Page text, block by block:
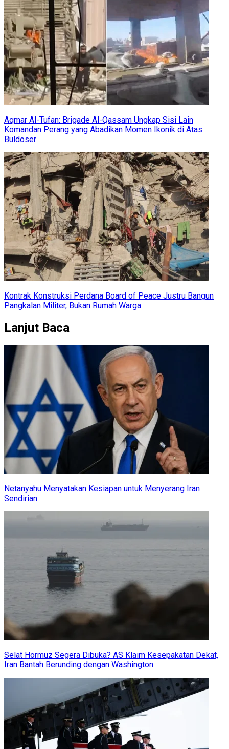
Aqmar Al-Tufan: Brigade Al-Qassam Ungkap Sisi Lain
Komandan Perang yang Abadikan Momen Ikonik di Atas
Buldoser
Kontrak Konstruksi Perdana Board of Peace Justru Bangun
Pangkalan Militer, Bukan Rumah Warga
Lanjut Baca
Netanyahu Menyatakan Kesiapan untuk Menyerang Iran
Sendirian
Selat Hormuz Segera Dibuka? AS Klaim Kesepakatan Dekat,
Iran Bantah Berunding dengan Washington